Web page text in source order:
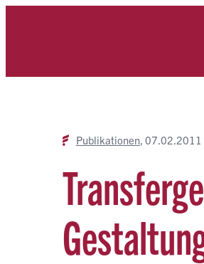
Publikationen 07.02.2011